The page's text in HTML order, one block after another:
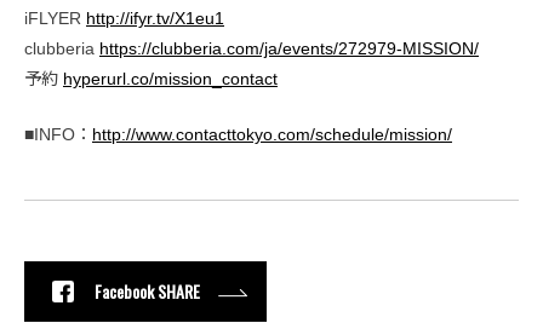
iFLYER http://ifyr.tv/X1eu1
clubberia https://clubberia.com/ja/events/272979-MISSION/
予約 hyperurl.co/mission_contact
■INFO： http://www.contacttokyo.com/schedule/mission/
Facebook SHARE